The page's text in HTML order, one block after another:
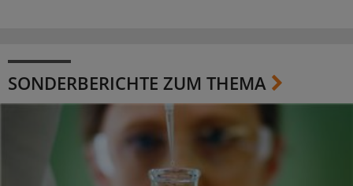
SONDERBERICHTE ZUM THEMA